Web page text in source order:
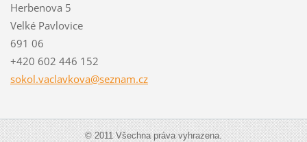
Herbenova 5
Velké Pavlovice
691 06
+420 602 446 152
sokol.vaclavkova@seznam.cz
© 2011 Všechna práva vyhrazena.